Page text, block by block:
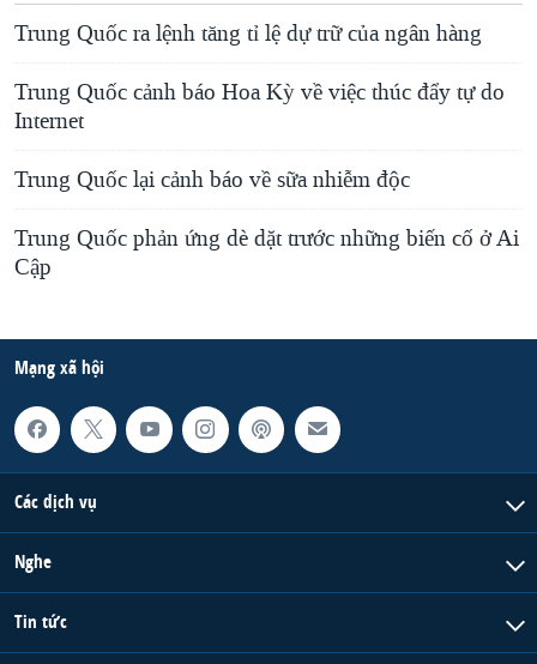
Trung Quốc ra lệnh tăng tỉ lệ dự trữ của ngân hàng
Trung Quốc cảnh báo Hoa Kỳ về việc thúc đẩy tự do
Internet
Trung Quốc lại cảnh báo về sữa nhiễm độc
Trung Quốc phản ứng dè dặt trước những biến cố ở Ai
Cập
Mạng xã hội
Các dịch vụ
Nghe
Tin tức